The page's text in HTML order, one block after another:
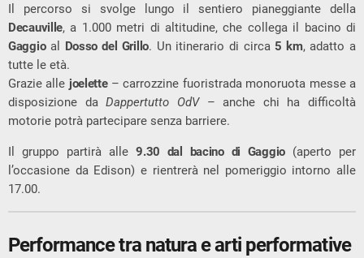
Il percorso si svolge lungo il sentiero pianeggiante della
Decauville, a 1.000 metri di altitudine, che collega il bacino di
Gaggioal Dosso del Grillo. Un itinerario di circa 5 km, adatto a
tutte le età.
Grazie alle joelette– carrozzine fuoristrada monoruota messe a
disposizione daDappertutto OdV– anche chi ha difficoltà
motorie potrà partecipare senza barriere.
Il gruppo partirà alle9.30 dal bacino di Gaggio(aperto per
l’occasione da Edison) e rientrerà nel pomeriggio intorno alle
17.00.
Performance tra natura e arti performative